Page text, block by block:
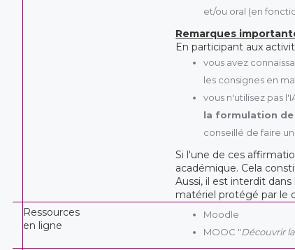
et/ou oral (en
Remarques
En participant aux
vous avez
les consignes en
vous n'utilisez pas
la formulation
conseillé de faire
Si l'une de ces
académique. Cela
Aussi, il est interdit
matériel protégé par le
Ressources
en ligne
Moodle
MOOC "Découvrir